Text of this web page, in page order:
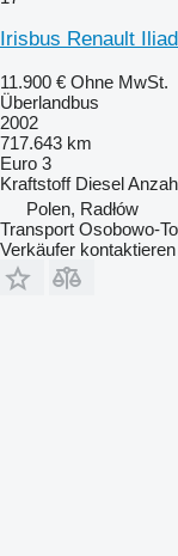
Irisbus Renault
11.900 € Ohne MwSt.
Überlandbus
2002
717.643 km
Euro 3
Kraftstoff Diesel
Polen, Radłów
Transport Osobowo-
Verkäufer kontaktieren